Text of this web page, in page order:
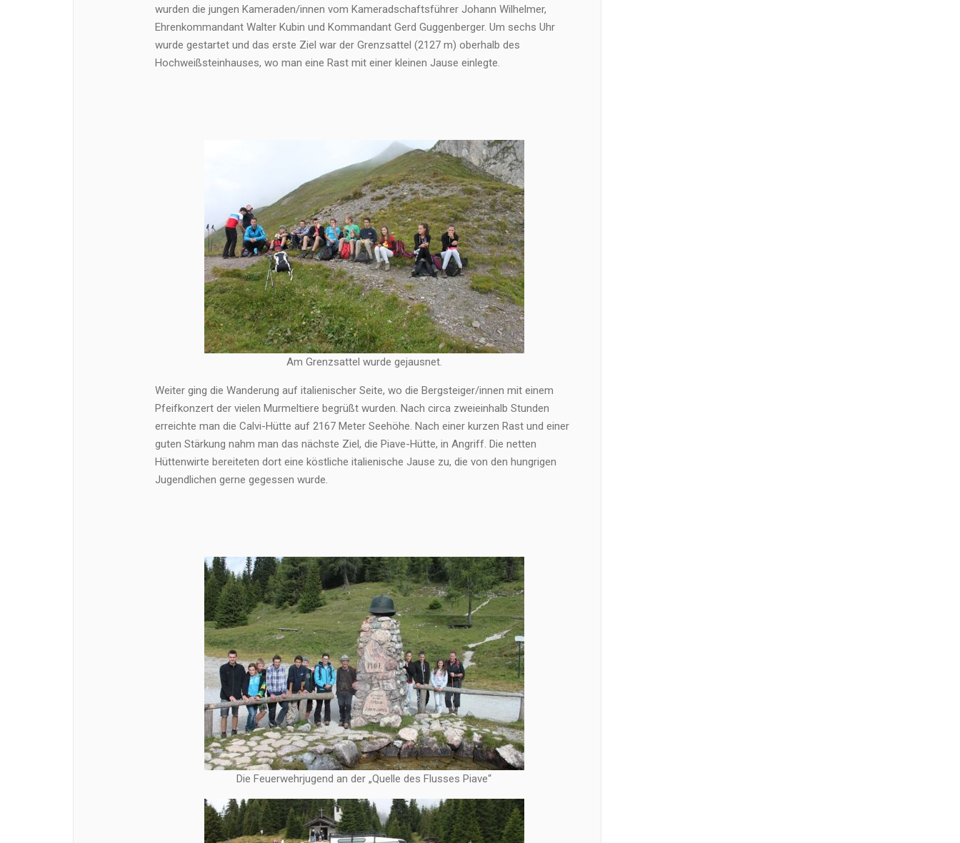
wurden die jungen Kameraden/innen vom Kameradschaftsführer Johann Wilhelmer,
Ehrenkommandant Walter Kubin und Kommandant Gerd Guggenberger. Um sechs Uhr
wurde gestartet und das erste Ziel war der Grenzsattel (2127 m) oberhalb des
Hochweißsteinhauses, wo man eine Rast mit einer kleinen Jause einlegte.
Am Grenzsattel wurde gejausnet.
Weiter ging die Wanderung auf italienischer Seite, wo die Bergsteiger/innen mit einem
Pfeifkonzert der vielen Murmeltiere begrüßt wurden. Nach circa zweieinhalb Stunden
erreichte man die Calvi-Hütte auf 2167 Meter Seehöhe. Nach einer kurzen Rast und einer
guten Stärkung nahm man das nächste Ziel, die Piave-Hütte, in Angriff. Die netten
Hüttenwirte bereiteten dort eine köstliche italienische Jause zu, die von den hungrigen
Jugendlichen gerne gegessen wurde.
Die Feuerwehrjugend an der „Quelle des Flusses Piave“